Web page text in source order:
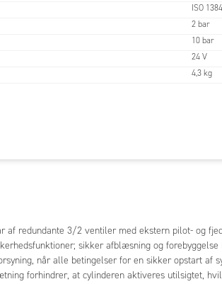
ISO
2 bar
10 bar
24 V
4,3 kg
af redundante 3/2 ventiler med ekstern pilot- og
sikker afblæsning og forebyggelse
når alle betingelser for en sikker opstart af
forhindrer, at cylinderen aktiveres utilsigtet,